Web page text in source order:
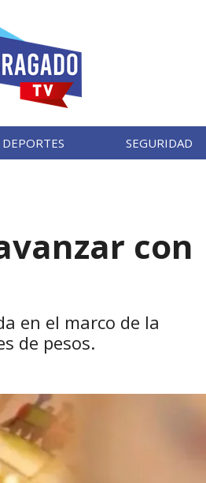
DEPORTES SEGURIDAD
con
en el marco de la
de pesos.